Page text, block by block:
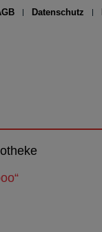
Datenschutz
“